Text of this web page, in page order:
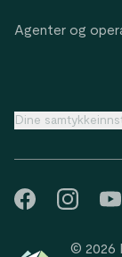
Agenter og
Dine
© 2026